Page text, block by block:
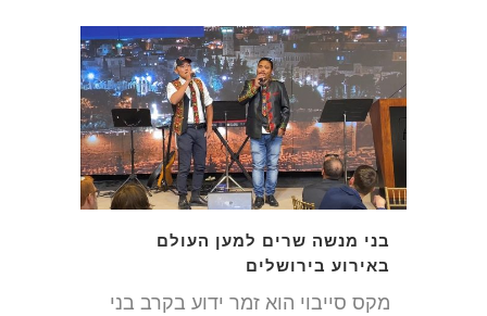
בני מנשה שרים למען העולם
באירוע בירושלים
מקס סייבוי הוא זמר ידוע בקרב בני